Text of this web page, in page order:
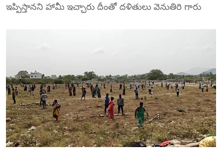
ఇప్పిస్తానని హామీ ఇచ్చారు దీంతో దళితులు వెనుతిరి గారు